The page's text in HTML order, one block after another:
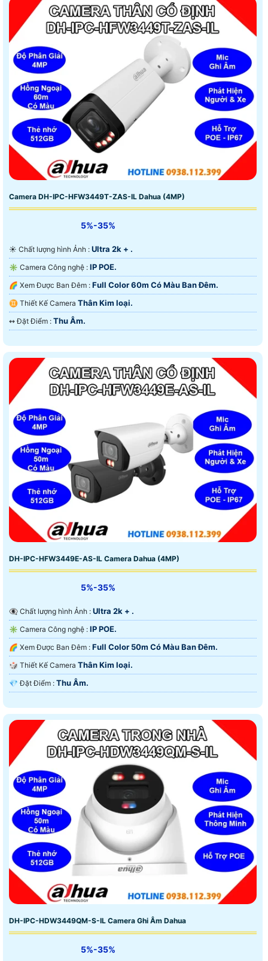
Camera DH-IPC-HFW3449T-ZAS-IL Dahua (4MP)
5%-35%
☀️ Chất lượng hình Ảnh : Ultra 2k + .
✳️ Camera Công nghệ : IP POE.
🌈 Xem Được Ban Đêm : Full Color 60m Có Màu Ban Ðêm.
♊ Thiết Kế Camera Thân Kim loại.
️↭ Đặt Điểm : Thu Âm.
DH-IPC-HFW3449E-AS-IL Camera Dahua (4MP)
5%-35%
👁️‍🗨 Chất lượng hình Ảnh : Ultra 2k + .
✳️ Camera Công nghệ : IP POE.
🌈 Xem Được Ban Đêm : Full Color 50m Có Màu Ban Ðêm.
🎲 Thiết Kế Camera Thân Kim loại.
️💎 Đặt Điểm : Thu Âm.
DH-IPC-HDW3449QM-S-IL Camera Ghi Âm Dahua
5%-35%